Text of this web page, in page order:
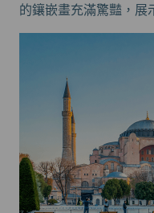
的鑲嵌畫充滿驚豔，展